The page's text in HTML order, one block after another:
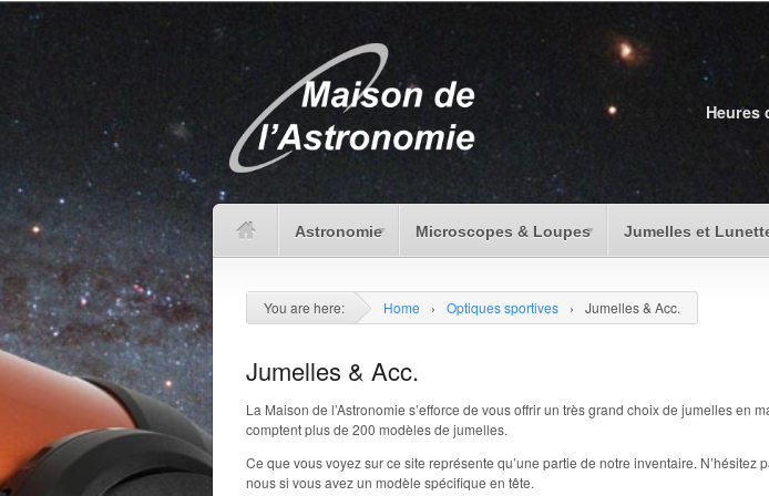
Heures
Astronomie Microscopes & Loupes Jumelles et
You are here: Home › Optiques sportives › Jumelles & Acc.
Jumelles & Acc.
La Maison de l’Astronomie s’efforce de vous offrir un très grand choix de jumelles en
comptent plus de 200 modèles de jumelles.
Ce que vous voyez sur ce site représente qu’une partie de notre inventaire. N’hésitez
nous si vous avez un modèle spécifique en tête.